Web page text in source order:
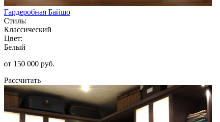
Гардеробная Байшо
Стиль:
Классический
Цвет:
Белый
от 150 000 руб.
Рассчитать